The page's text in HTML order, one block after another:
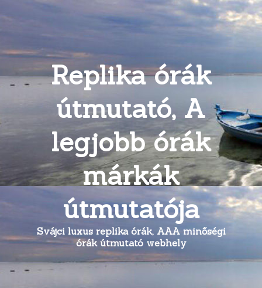
Replika órák
útmutató, A
legjobb órák
márkák
útmutatója
Svájci luxus replika órák, AAA minőségi
órák útmutató webhely